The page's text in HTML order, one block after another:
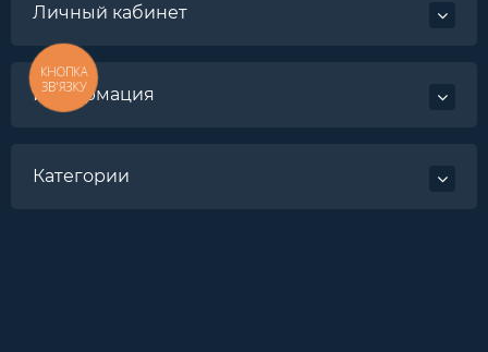
Личный кабинет
Информация
Категории
КНОПКА
ЗВ'ЯЗКУ